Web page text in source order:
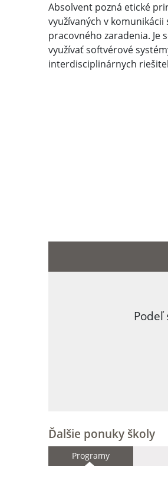
Absolvent pozná etické
využívaných v
pracovného zaradenia.
využívať softvérové
interdisciplinárnych
Podeľ
Ďalšie ponuky školy
Programy